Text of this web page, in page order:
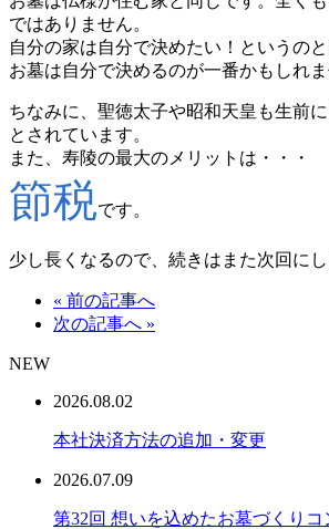
ではありません。
自分の家は自分で決めたい！というの
お墓は自分で決めるのが一番かもしれ
ちなみに、聖徳太子や昭和天皇も生前
とされています。
また、寿陵の最大のメリットは・・・
節税です。
少し長くなるので、続きはまた次回にし
« 前の記事へ
次の記事へ »
NEW
2026.08.02
本社決済方法の追加・変更
2026.07.09
第32回 想いを込めたお墓づくりコ